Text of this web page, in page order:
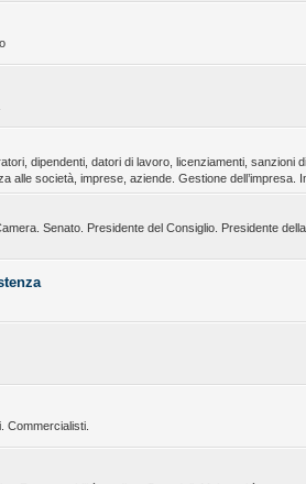
dipendenti, datori di lavoro, licenziamenti, sanzioni
alle società, imprese, aziende. Gestione dell’impresa.
Senato. Presidente del Consiglio. Presidente
Commercialisti.